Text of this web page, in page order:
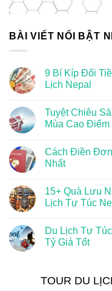
BÀI VIẾT NỔI BẬT
9 Bí Kíp Đổi
Lịch Nepal
Tuyệt Chiêu
Mùa Cao Điểm
Cách Điền
Nhất
15+ Quà Lưu
Lịch Tự Túc
Du Lịch Tự
Tỷ Giá Tốt
TOUR DU